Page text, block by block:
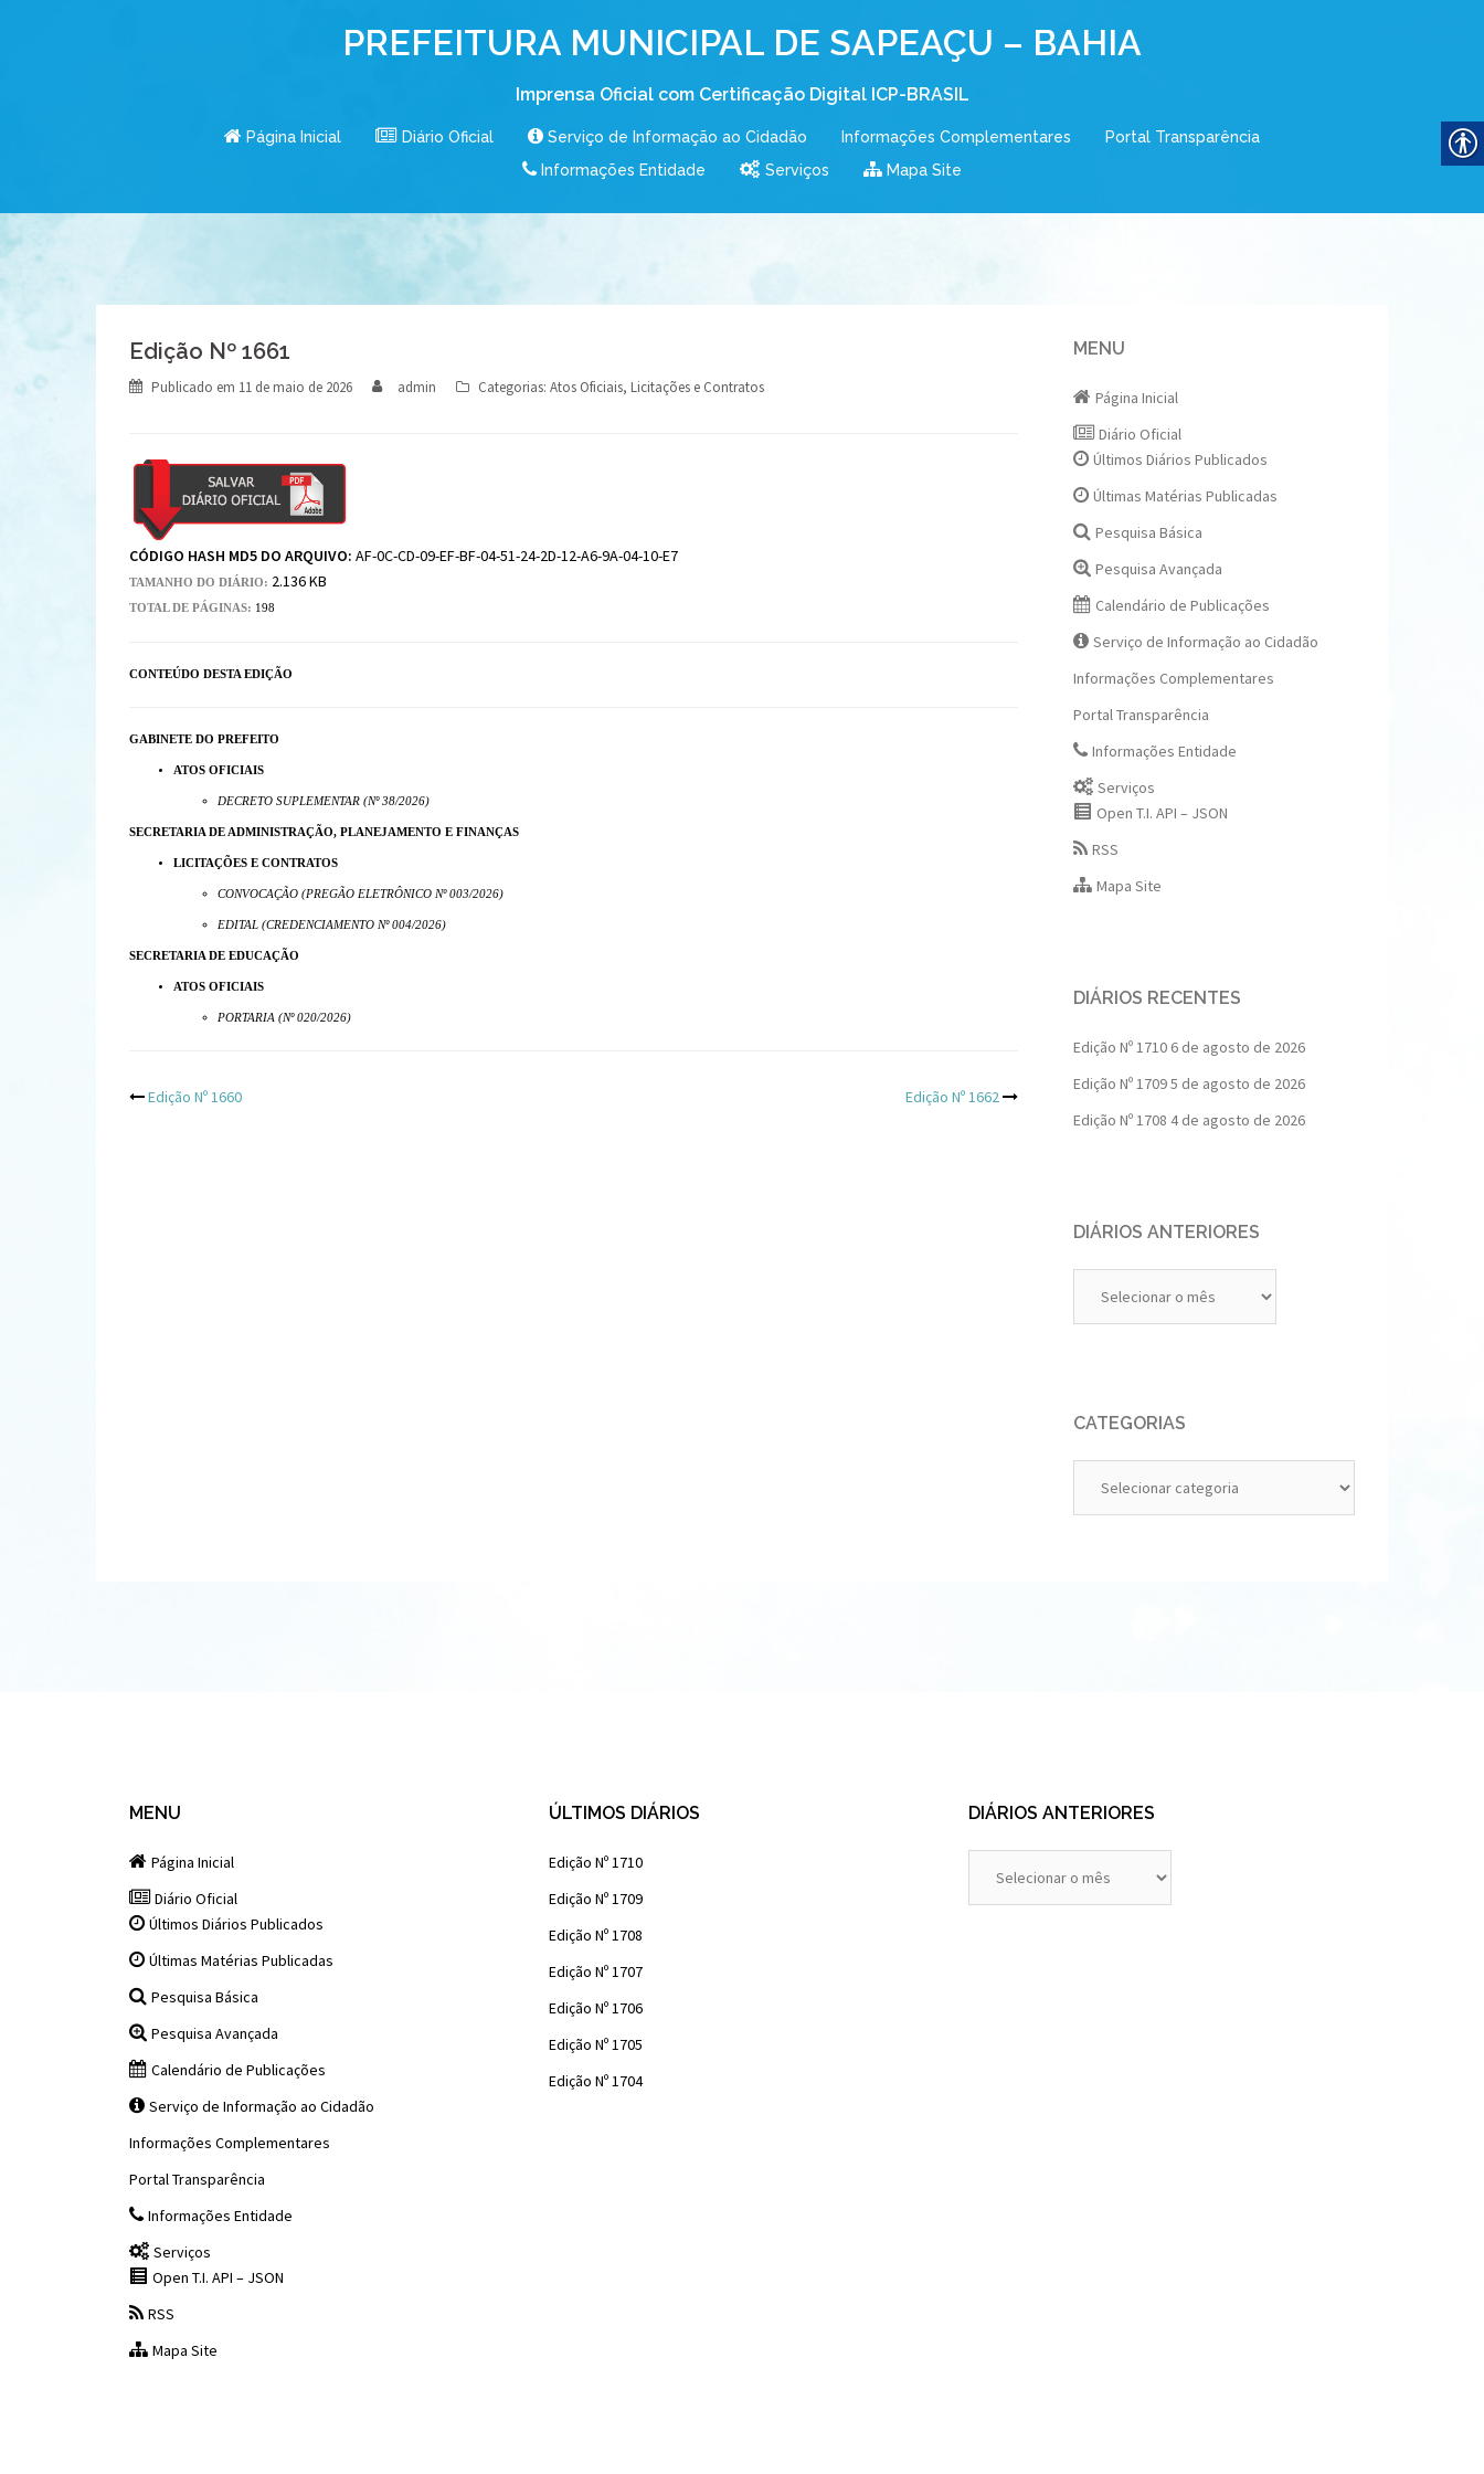
PREFEITURA MUNICIPAL DE SAPEAÇU – BAHIA
Imprensa Oficial com Certificação Digital ICP-BRASIL
Página Inicial Diário Oficial Serviço de Informação ao Cidadão Informações Complementares
Portal Transparência
Informações Entidade
Serviços Mapa Site
Edição Nº 1661
Publicado em 11 de maio de 2026 admin Categorias: Atos Oficiais, Licitações e Contratos
CÓDIGO HASH MD5 DO ARQUIVO: AF-0C-CD-09-EF-BF-04-51-24-2D-12-A6-9A-04-10-E7
TAMANHO DO DIÁRIO: 2.136 KB
TOTAL DE PÁGINAS: 198
CONTEÚDO DESTA EDIÇÃO
GABINETE DO PREFEITO
ATOS OFICIAIS
DECRETO SUPLEMENTAR (Nº 38/2026)
SECRETARIA DE ADMINISTRAÇÃO, PLANEJAMENTO E FINANÇAS
LICITAÇÕES E CONTRATOS
CONVOCAÇÃO (PREGÃO ELETRÔNICO Nº 003/2026)
EDITAL (CREDENCIAMENTO Nº 004/2026)
SECRETARIA DE EDUCAÇÃO
ATOS OFICIAIS
PORTARIA (Nº 020/2026)
Post
Edição Nº 1660 Edição Nº 1662
MENU
Página Inicial
Diário Oficial
Últimos Diários Publicados
Últimas Matérias Publicadas
Pesquisa Básica
Pesquisa Avançada
Calendário de Publicações
Serviço de Informação ao Cidadão
Informações Complementares
Portal Transparência
Informações Entidade
Serviços
Open T.I. API – JSON
RSS
Mapa Site
DIÁRIOS RECENTES
Edição Nº 1710 6 de agosto de 2026
Edição Nº 17095 de agosto de 2026
Edição Nº 1708 4 de agosto de 2026
DIÁRIOS ANTERIORES
Anteriores
CATEGORIAS
MENU
Página Inicial
Diário Oficial
Últimos Diários Publicados
Últimas Matérias Publicadas
Pesquisa Básica
Pesquisa Avançada
Calendário de Publicações
Serviço de Informação ao Cidadão
Informações Complementares
Portal Transparência
Informações Entidade
Serviços
Open T.I. API – JSON
RSS
Mapa Site
ÚLTIMOS DIÁRIOS
Edição Nº 1710
Edição Nº 1709
Edição Nº 1708
Edição Nº 1707
Edição Nº 1706
Edição Nº 1705
Edição Nº 1704
DIÁRIOS ANTERIORES
Anteriores